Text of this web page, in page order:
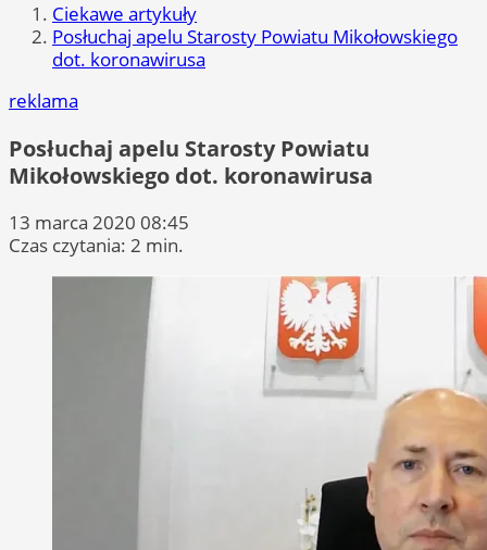
Ciekawe artykuły
Posłuchaj apelu Starosty Powiatu Mikołowskiego
dot. koronawirusa
reklama
Posłuchaj apelu Starosty Powiatu
Mikołowskiego dot. koronawirusa
13 marca 2020 08:45
Czas czytania: 2 min.